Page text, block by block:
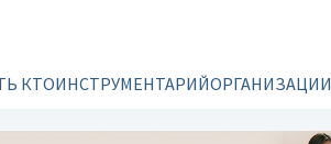
КТОИНСТРУМЕНТАРИЙОРГАНИЗАЦИИ